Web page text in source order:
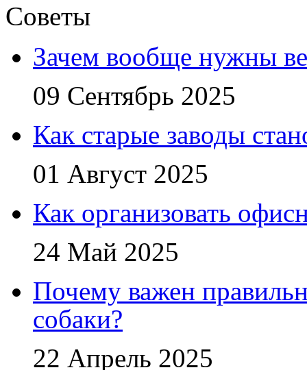
Советы
Зачем вообще нужны
09 Сентябрь 2025
Как старые заводы
01 Август 2025
Как организовать
24 Май 2025
Почему важен
собаки?
22 Апрель 2025